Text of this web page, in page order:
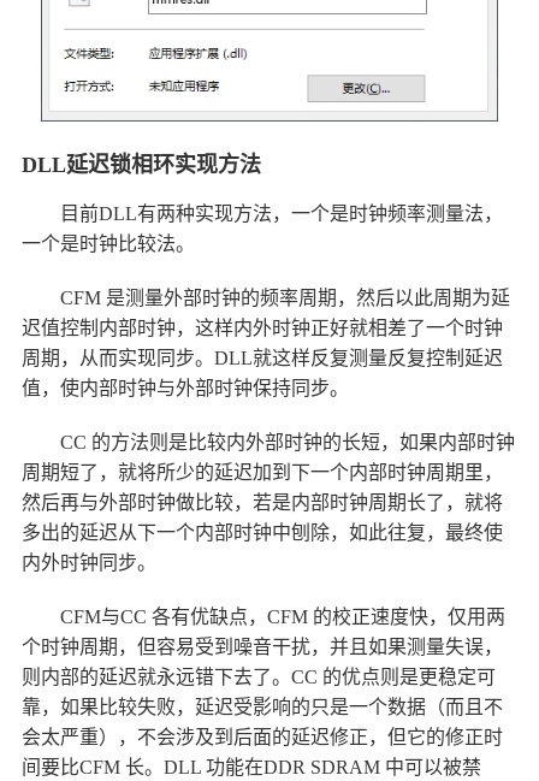
DLL延迟锁相环实现方法
目前DLL有两种实现方法，一个是时钟频率测量法，
一个是时钟比较法。
CFM 是测量外部时钟的频率周期，然后以此周期为延
迟值控制内部时钟，这样内外时钟正好就相差了一个时钟
周期，从而实现同步。DLL就这样反复测量反复控制延迟
值，使内部时钟与外部时钟保持同步。
CC 的方法则是比较内外部时钟的长短，如果内部时钟
周期短了，就将所少的延迟加到下一个内部时钟周期里，
然后再与外部时钟做比较，若是内部时钟周期长了，就将
多出的延迟从下一个内部时钟中刨除，如此往复，最终使
内外时钟同步。
CFM与CC 各有优缺点，CFM 的校正速度快，仅用两
个时钟周期，但容易受到噪音干扰，并且如果测量失误，
则内部的延迟就永远错下去了。CC 的优点则是更稳定可
靠，如果比较失败，延迟受影响的只是一个数据（而且不
会太严重），不会涉及到后面的延迟修正，但它的修正时
间要比CFM 长。DLL 功能在DDR SDRAM 中可以被禁